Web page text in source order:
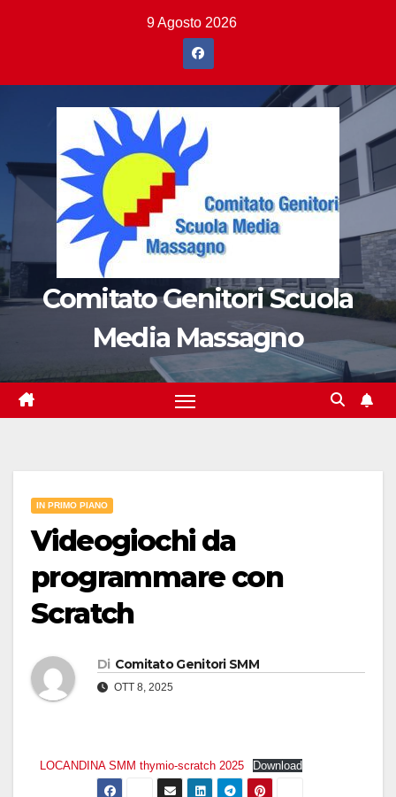
9 Agosto 2026
Comitato Genitori Scuola
Media Massagno
IN PRIMO PIANO
Videogiochi da
programmare con
Scratch
Di Comitato Genitori SMM
OTT 8, 2025
LOCANDINA SMM thymio-scratch 2025 Download